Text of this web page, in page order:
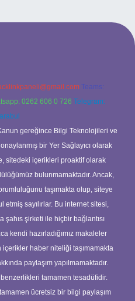
Teams:
0262 606 0 726 Telegram:
gereğince Bilgi Teknolojileri ve
bir Yer Sağlayıcı olarak
sitedeki içerikleri proaktif olarak
bulunmamaktadır. Ancak,
taşımakta olup, siteye
sayılırlar. Bu internet sitesi,
şahıs şirketi ile hiçbir bağlantısı
kendi hazırladığımız makaleler
içerikler haber niteliği taşımamakta
paylaşım yapılmamaktadır.
tamamen tesadüfidir.
ücretsiz bir bilgi paylaşım